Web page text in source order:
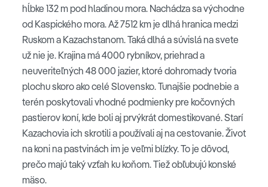
hĺbke 132 m pod hladinou mora. Nachádza sa východne
od Kaspického mora. Až 7512 km je dlhá hranica medzi
Ruskom a Kazachstanom. Taká dlhá a súvislá na svete
už nie je. Krajina má 4000 rybníkov, priehrad a
neuveriteľných 48 000 jazier, ktoré dohromady tvoria
plochu skoro ako celé Slovensko. Tunajšie podnebie a
terén poskytovali vhodné podmienky pre kočovných
pastierov koní, kde boli aj prvýkrát domestikované. Starí
Kazachovia ich skrotili a používali aj na cestovanie. Život
na koni na pastvinách im je veľmi blízky. To je dôvod,
prečo majú taký vzťah ku koňom. Tiež obľubujú konské
mäso.